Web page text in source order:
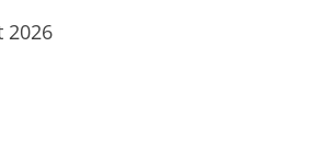
2026